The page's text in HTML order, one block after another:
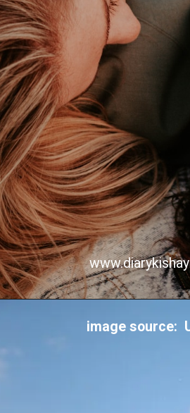
image source: